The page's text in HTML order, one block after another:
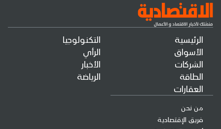
الرئيسية
الأسواق
الشركات
الطاقة
العقارات
التكنولوجيا
الرأي
الأخبار
الرياضة
من نحن
فريق الإقتصادية